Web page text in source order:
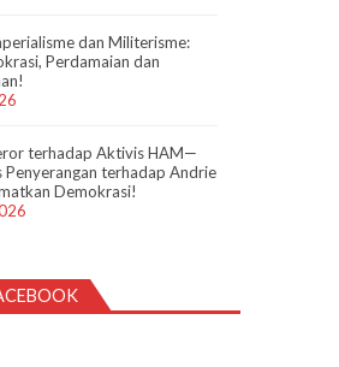
dan Militerisme:
Perdamaian dan
terhadap Aktivis HAM—
Penyerangan terhadap Andrie
Demokrasi!